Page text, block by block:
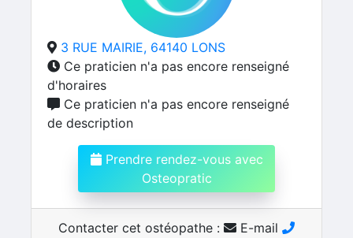
3 RUE MAIRIE, 64140 LONS
Ce praticien n'a pas encore renseigné
d'horaires
Ce praticien n'a pas encore renseigné
de description
Prendre rendez-vous avec
Osteopratic
Contacter cet ostéopathe :
E-mail